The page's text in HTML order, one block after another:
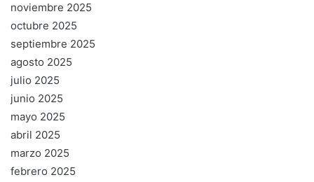
noviembre 2025
octubre 2025
septiembre 2025
agosto 2025
julio 2025
junio 2025
mayo 2025
abril 2025
marzo 2025
febrero 2025